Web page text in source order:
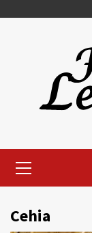
Menu
Cehia